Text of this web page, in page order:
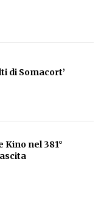
di Somacort’
Kino nel 381°